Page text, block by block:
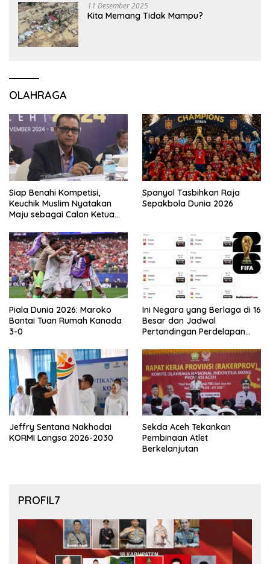
11 Desember 2025
Kita Memang Tidak Mampu?
OLAHRAGA
Siap Benahi Kompetisi,
Keuchik Muslim Nyatakan
Maju sebagai Calon Ketua
Spanyol Tasbihkan Raja
Sepakbola Dunia 2026
Piala Dunia 2026: Maroko
Bantai Tuan Rumah Kanada
3-0
Ini Negara yang Berlaga di 16
Besar dan Jadwal
Pertandingan Perdelapan
Jeffry Sentana Nakhodai
KORMI Langsa 2026-2030
Sekda Aceh Tekankan
Pembinaan Atlet
Berkelanjutan
PROFIL7